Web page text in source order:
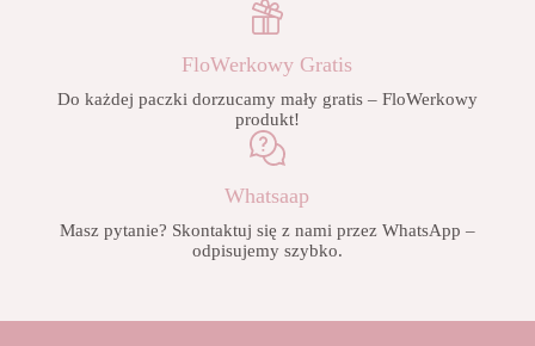
FloWerkowy Gratis
Do każdej paczki dorzucamy mały gratis – FloWerkowy
produkt!
Whatsaap
Masz pytanie? Skontaktuj się z nami przez WhatsApp –
odpisujemy szybko.